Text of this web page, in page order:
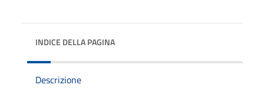
INDICE DELLA PAGINA
Descrizione